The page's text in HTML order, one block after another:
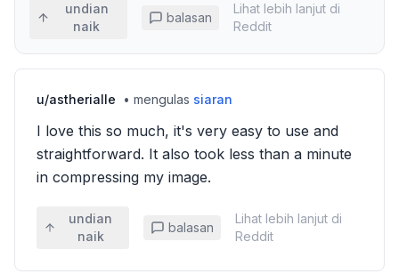
undian
naik
balasan
Lihat lebih lanjut di
Reddit
u/astherialle • mengulas siaran
I love this so much, it's very easy to use and
straightforward. It also took less than a minute
in compressing my image.
undian
naik
balasan
Lihat lebih lanjut di
Reddit